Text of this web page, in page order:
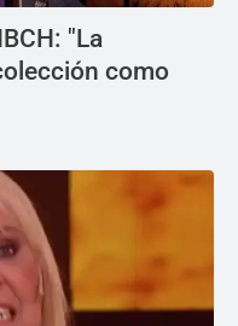
"La
como